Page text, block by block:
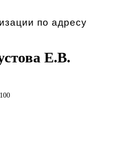
по адресу
Е.В.